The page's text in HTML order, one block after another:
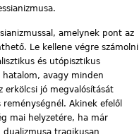
amelynek pont az
Le kellene végre számolni
és utópisztikus
avagy minden
erkölcsi jó megvalósítását
Akinek efelől
mai helyzetére, ha már
tragikusan